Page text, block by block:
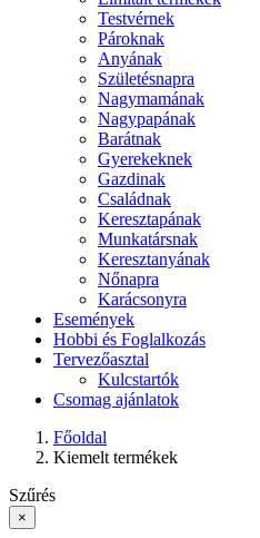
Testvérnek
Pároknak
Anyának
Születésnapra
Nagymamának
Nagypapának
Barátnak
Gyerekeknek
Gazdinak
Családnak
Keresztapának
Munkatársnak
Keresztanyának
Nőnapra
Karácsonyra
Események
Hobbi és Foglalkozás
Tervezőasztal
Kulcstartók
Csomag ajánlatok
Főoldal
Kiemelt termékek
Szűrés
×